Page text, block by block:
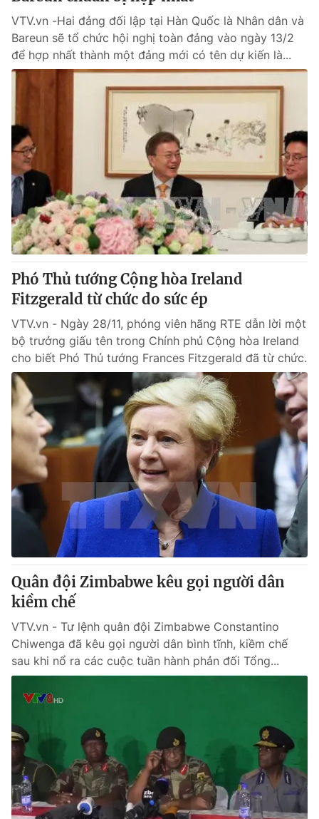
VTV.vn -Hai đảng đối lập tại Hàn Quốc là Nhân dân và
Bareun sẽ tổ chức hội nghị toàn đảng vào ngày 13/2
để hợp nhất thành một đảng mới có tên dự kiến là...
Phó Thủ tướng Cộng hòa Ireland
Fitzgerald từ chức do sức ép
VTV.vn - Ngày 28/11, phóng viên hãng RTE dẫn lời một
bộ trưởng giấu tên trong Chính phủ Cộng hòa Ireland
cho biết Phó Thủ tướng Frances Fitzgerald​ đã từ chức.
Quân đội Zimbabwe kêu gọi người dân
kiềm chế
VTV.vn - Tư lệnh quân đội Zimbabwe Constantino
Chiwenga đã kêu gọi người dân bình tĩnh, kiềm chế
sau khi nổ ra các cuộc tuần hành phản đối Tổng...